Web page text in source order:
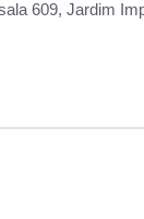
609, Jardim